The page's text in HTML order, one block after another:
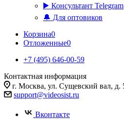
▶️ Консультант Telegram
🔔 Для оптовиков
Корзина0
Отложенные0
+7 (495) 646-00-59
Контактная информация
г. Москва, ул. Сущевский вал, д.
support@videosist.ru
Вконтакте